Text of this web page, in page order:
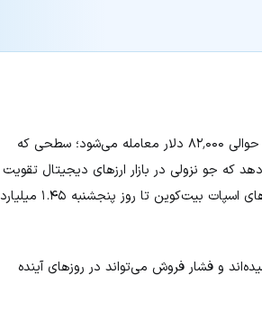
(BTC) همچنان در مسیر نزولی قرار دارد و در معاملات روز جمعه حوالی ۸۲٬۰۰۰ دلار معامله می‌شود؛ سطحی که
جو نزولی در بازار ارزهای دیجیتال تقویت
شده و تقاضای نهادی نیز به‌طور قابل‌توجهی کاهش یافته است. طبق داده‌ها، ETFهای اسپات بیت‌کوین تا روز پنجشنبه ۱.۴۵ میلیارد
و فشار فروش می‌تواند در روزهای آینده